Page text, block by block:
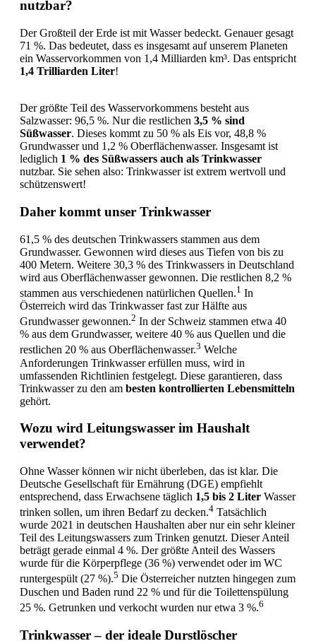
nutzbar?
Der Großteil der Erde ist mit Wasser bedeckt. Genauer gesagt
71 %. Das bedeutet, dass es insgesamt auf unserem Planeten
ein Wasservorkommen von 1,4 Milliarden km³. Das entspricht
1,4 Trilliarden Liter!
Der größte Teil des Wasservorkommens besteht aus
Salzwasser: 96,5 %. Nur die restlichen 3,5 % sind
Süßwasser. Dieses kommt zu 50 % als Eis vor, 48,8 %
Grundwasser und 1,2 % Oberflächenwasser. Insgesamt ist
lediglich 1 % des Süßwassers auch als Trinkwasser
nutzbar. Sie sehen also: Trinkwasser ist extrem wertvoll und
schützenswert!
Daher kommt unser Trinkwasser
61,5 % des deutschen Trinkwassers stammen aus dem
Grundwasser. Gewonnen wird dieses aus Tiefen von bis zu
400 Metern. Weitere 30,3 % des Trinkwassers in Deutschland
wird aus Oberflächenwasser gewonnen. Die restlichen 8,2 %
stammen aus verschiedenen natürlichen Quellen.1 In
Österreich wird das Trinkwasser fast zur Hälfte aus
Grundwasser gewonnen.2 In der Schweiz stammen etwa 40
% aus dem Grundwasser, weitere 40 % aus Quellen und die
restlichen 20 % aus Oberflächenwasser.3 Welche
Anforderungen Trinkwasser erfüllen muss, wird in
umfassenden Richtlinien festgelegt. Diese garantieren, dass
Trinkwasser zu den am besten kontrollierten Lebensmitteln
gehört.
Wozu wird Leitungswasser im Haushalt
verwendet?
Ohne Wasser können wir nicht überleben, das ist klar. Die
Deutsche Gesellschaft für Ernährung (DGE) empfiehlt
entsprechend, dass Erwachsene täglich 1,5 bis 2 Liter Wasser
trinken sollen, um ihren Bedarf zu decken.4 Tatsächlich
wurde 2021 in deutschen Haushalten aber nur ein sehr kleiner
Teil des Leitungswassers zum Trinken genutzt. Dieser Anteil
beträgt gerade einmal 4 %. Der größte Anteil des Wassers
wurde für die Körperpflege (36 %) verwendet oder im WC
runtergespült (27 %).5 Die Österreicher nutzten hingegen zum
Duschen und Baden rund 22 % und für die Toilettenspülung
25 %. Getrunken und verkocht wurden nur etwa 3 %.6
Trinkwasser – der ideale Durstlöscher